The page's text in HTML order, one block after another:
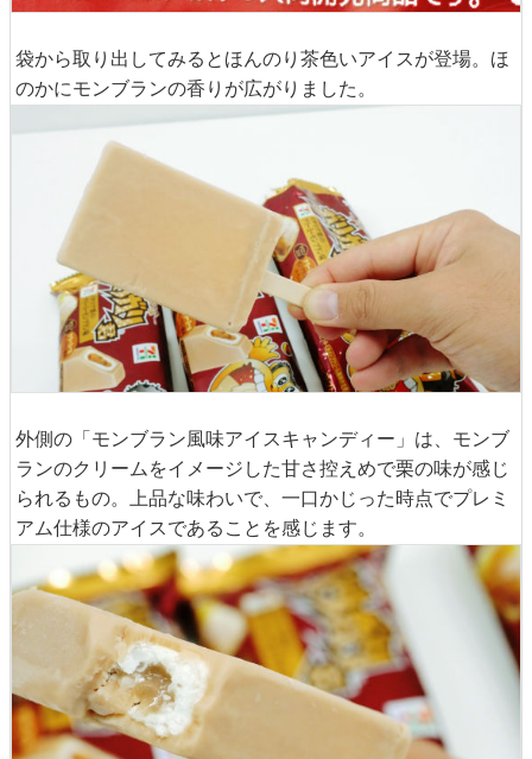
袋から取り出してみるとほんのり茶色いアイスが登場。ほ
のかにモンブランの香りが広がりました。
外側の「モンブラン風味アイスキャンディー」は、モンブ
ランのクリームをイメージした甘さ控えめで栗の味が感じ
られるもの。上品な味わいで、一口かじった時点でプレミ
アム仕様のアイスであることを感じます。